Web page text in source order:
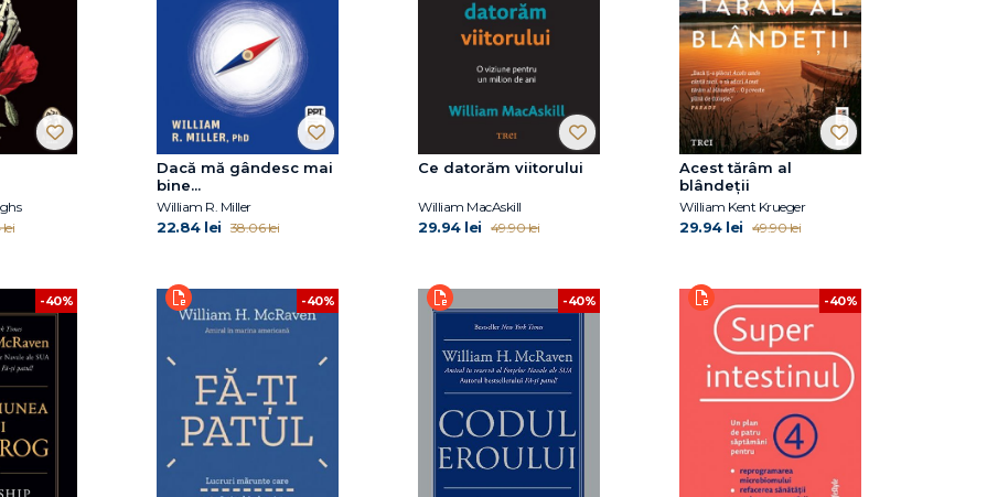
Dacă mă gândesc mai
bine...
William R. Miller
22.84 lei 38.06 lei
Ce datorăm viitorului
William MacAskill
29.94 lei 49.90 lei
Acest tărâm al
blândeții
William Kent Krueger
29.94 lei 49.90 lei
-40% -40% -40% -40%